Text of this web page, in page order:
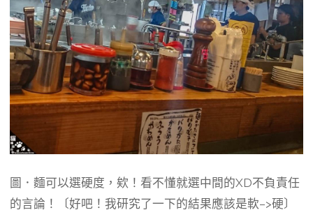
圖．麵可以選硬度，欸！看不懂就選中間的XD不負責任
的言論！〔好吧！我研究了一下的結果應該是軟–>硬〕